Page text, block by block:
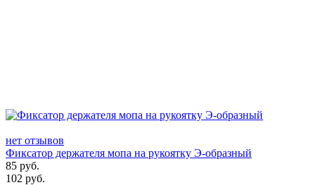
нет отзывов
Фиксатор держателя мопа на рукоятку Э-образный
85 руб.
102 руб.